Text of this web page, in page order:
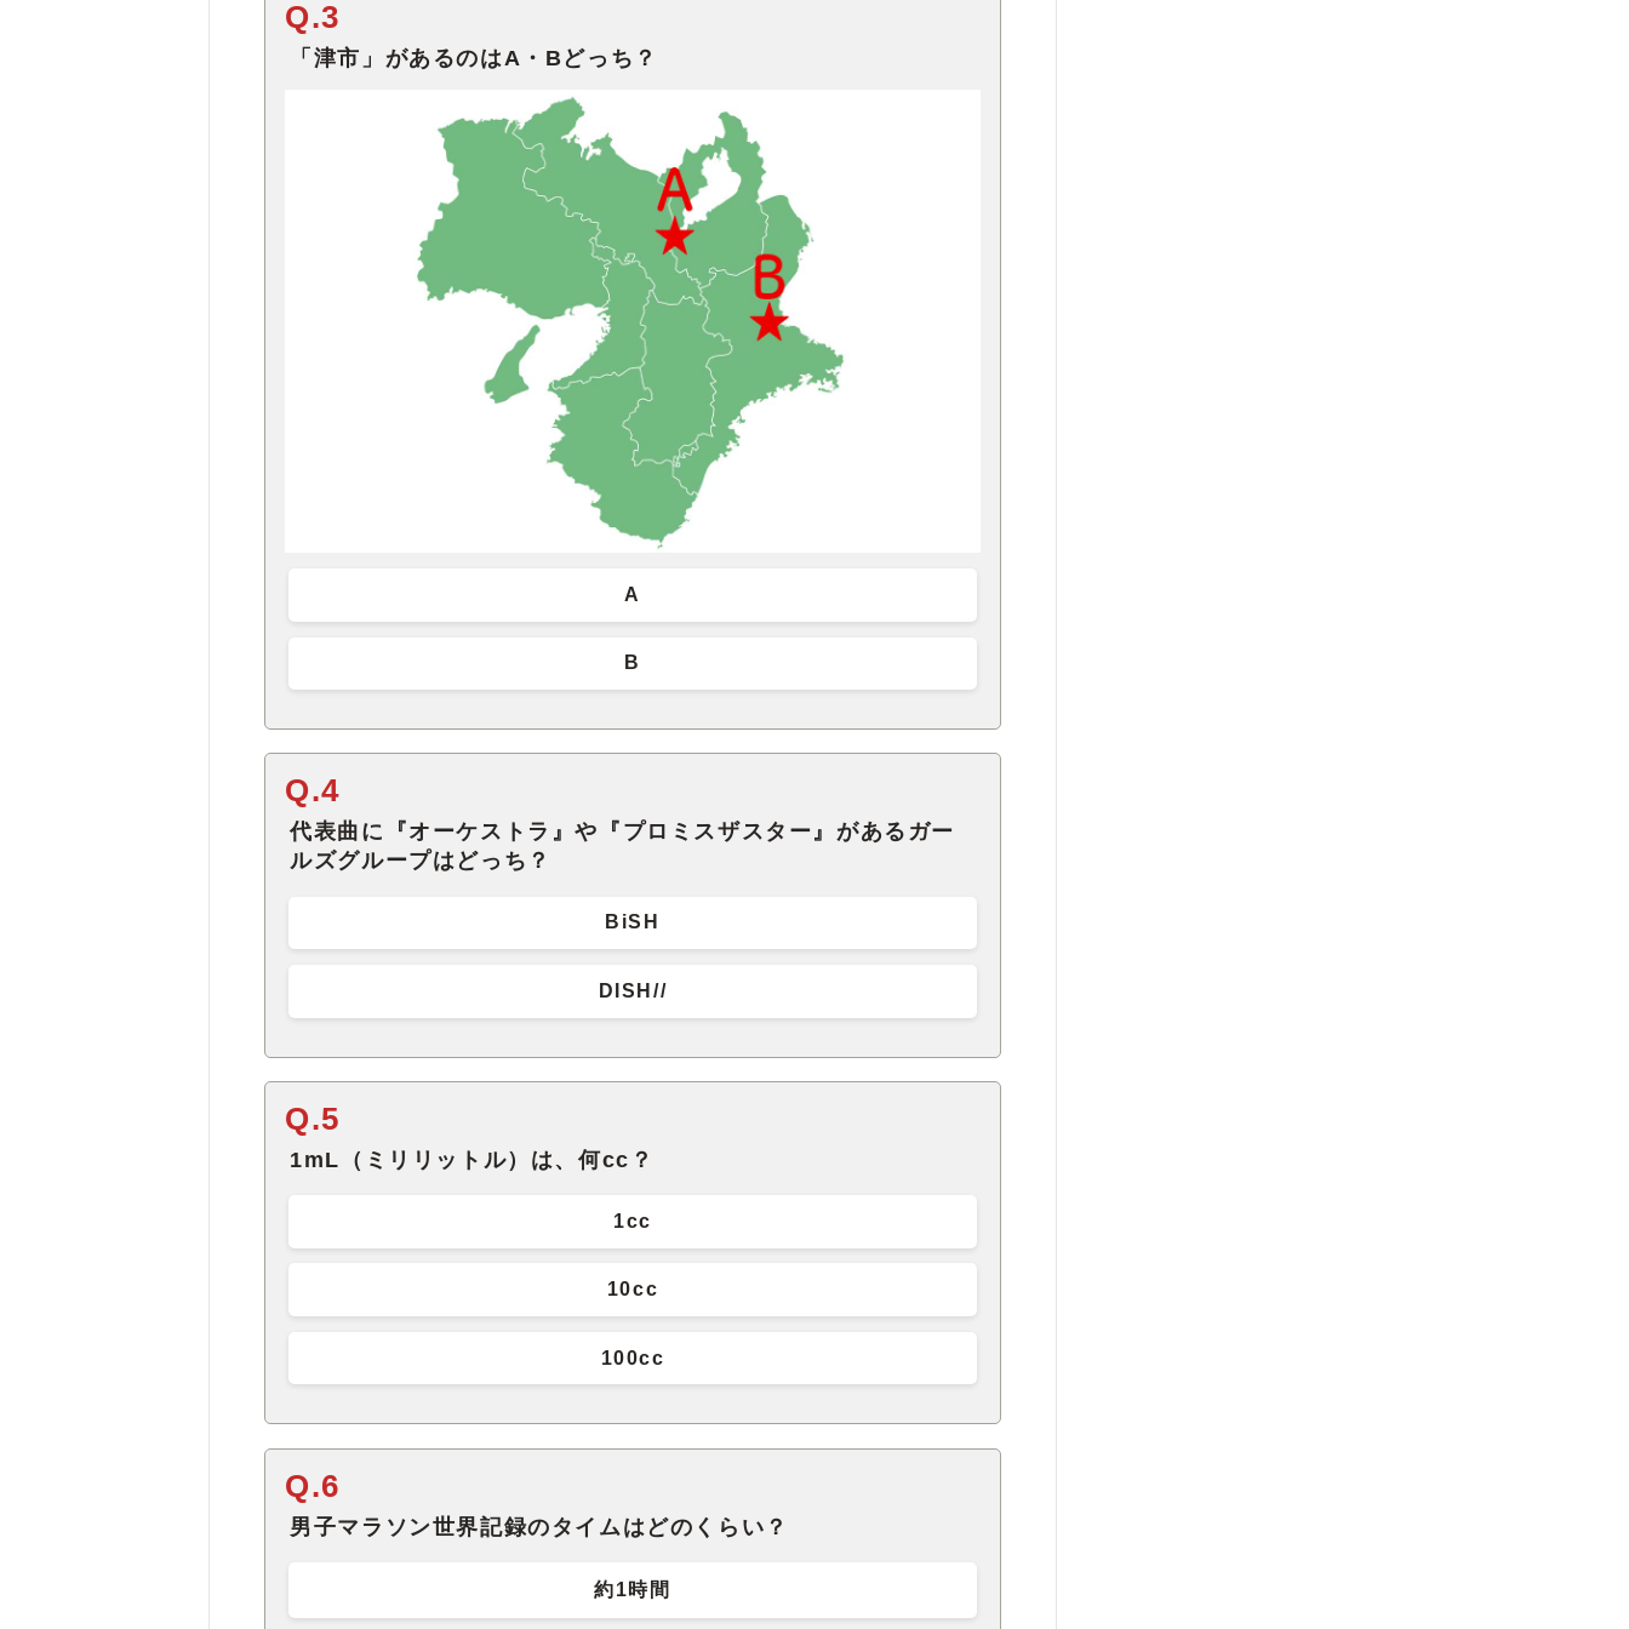
Q.3
「津市」があるのはA・Bどっち？
A
B
Q.4
代表曲に『オーケストラ』や『プロミスザスター』があるガー
ルズグループはどっち？
BiSH
DISH//
Q.5
1mL（ミリリットル）は、何cc？
1cc
10cc
100cc
Q.6
男子マラソン世界記録のタイムはどのくらい？
約1時間